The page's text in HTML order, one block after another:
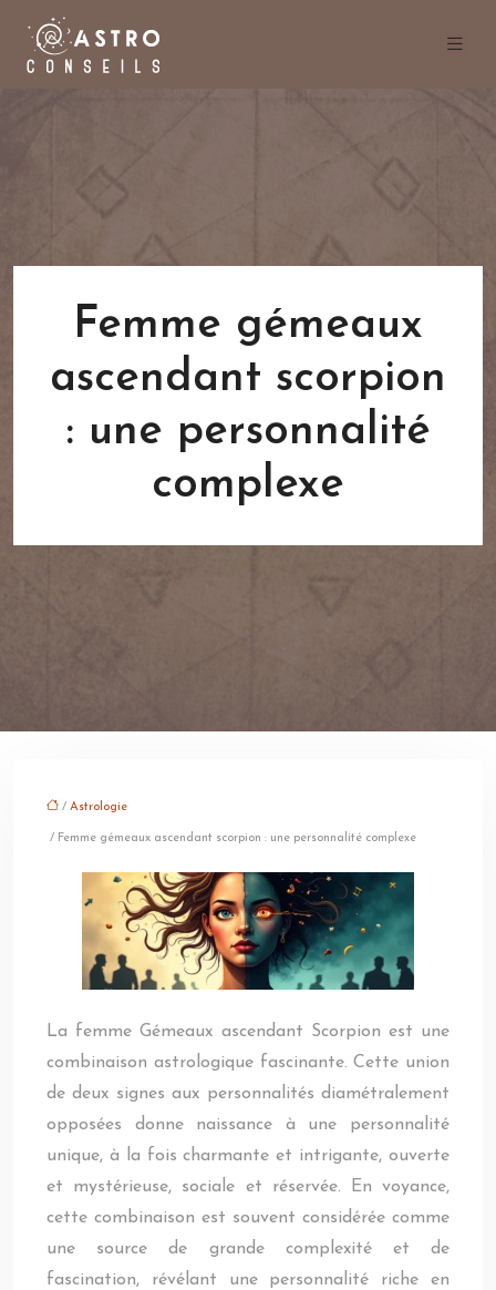
Femme gémeaux
ascendant scorpion
: une personnalité
complexe
/ Astrologie
/ Femme gémeaux ascendant scorpion : une personnalité complexe
La femme Gémeaux ascendant Scorpion est une
combinaison astrologique fascinante. Cette union
de deux signes aux personnalités diamétralement
opposées donne naissance à une personnalité
unique, à la fois charmante et intrigante, ouverte
et mystérieuse, sociale et réservée. En voyance,
cette combinaison est souvent considérée comme
une source de grande complexité et de
fascination, révélant une personnalité riche en